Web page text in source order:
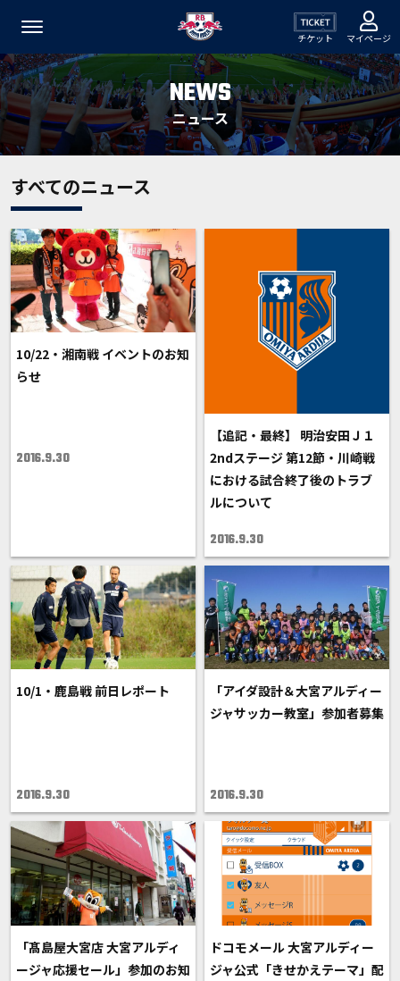
チケット マイページ
NEWS
ニュース
すべてのニュース
10/22・湘南戦 イベントのお知
らせ
2016.9.30
【追記・最終】 明治安田Ｊ１
2ndステージ 第12節・川崎戦
における試合終了後のトラブ
ルについて
2016.9.30
10/1・鹿島戦 前日レポート
2016.9.30
「アイダ設計＆大宮アルディー
ジャサッカー教室」参加者募集
2016.9.30
「髙島屋大宮店 大宮アルディ
ージャ応援セール」参加のお知
ドコモメール 大宮アルディー
ジャ公式「きせかえテーマ」配